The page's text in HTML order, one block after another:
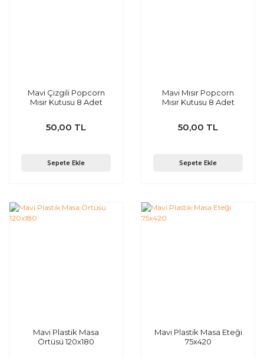
Mavi Çizgili Popcorn
Mısır Kutusu 8 Adet
50,00 TL
Sepete Ekle
Mavi Mısır Popcorn
Mısır Kutusu 8 Adet
50,00 TL
Sepete Ekle
Mavi Plastik Masa
Örtüsü 120x180
Mavi Plastik Masa Eteği
75x420